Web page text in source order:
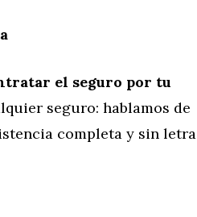
el seguro por tu
seguro: hablamos de
completa y sin letra